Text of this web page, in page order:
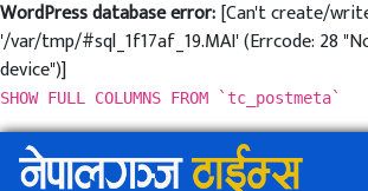
WordPress database error:[Can't create/
'/var/tmp/#sql_1f17af_19.MAI' (Errcode: 28
device")]
SHOW FULL COLUMNS FROM `tc_postmeta`